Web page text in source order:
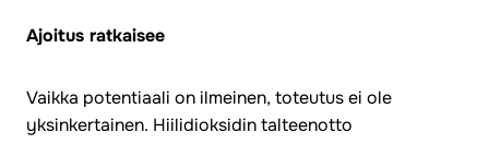
Ajoitus ratkaisee
Vaikka potentiaali on ilmeinen, toteutus ei ole
yksinkertainen. Hiilidioksidin talteenotto